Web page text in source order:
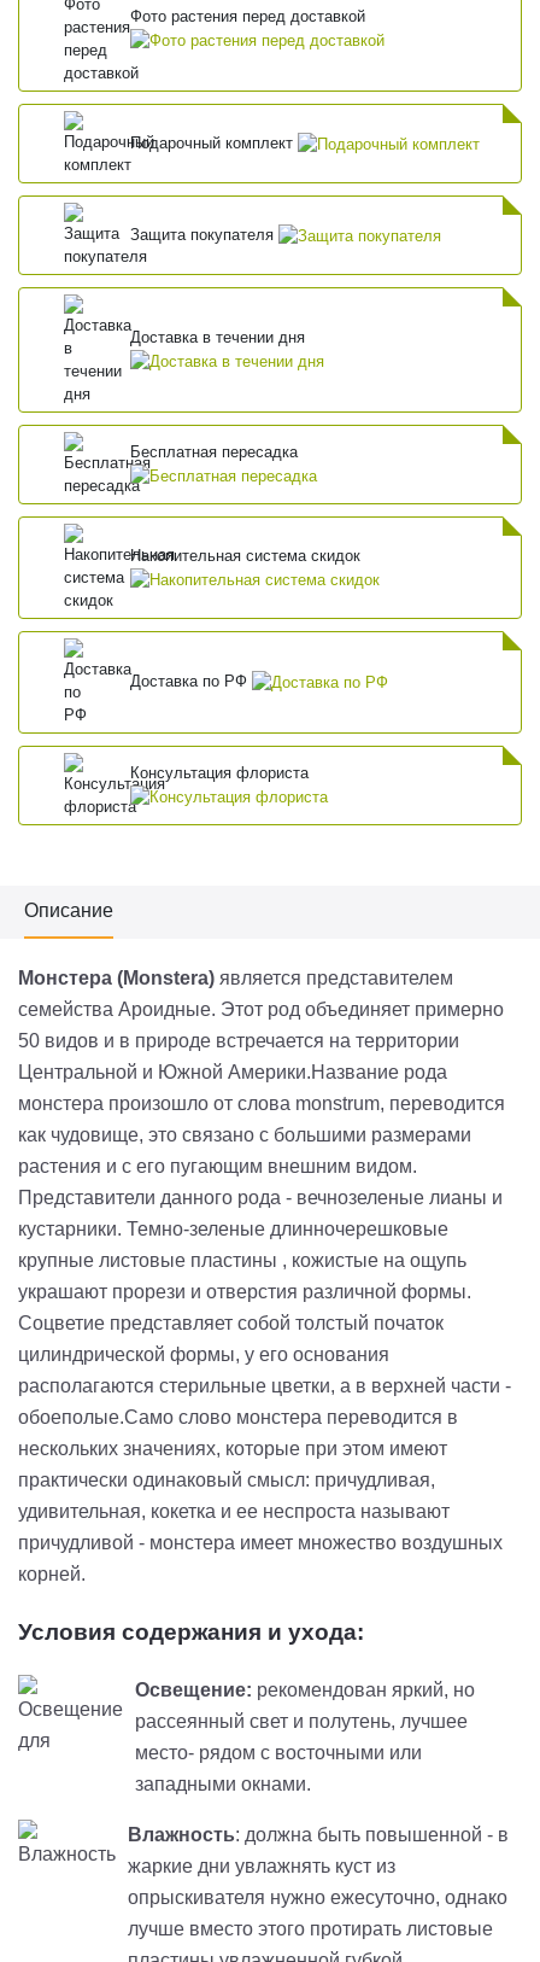
Фото растения перед доставкой
Подарочный комплект
Защита покупателя
Доставка в течении дня
Бесплатная пересадка
Накопительная система скидок
Доставка по РФ
Консультация флориста
Описание
Монстера (Monstera) является представителем
семейства Ароидные. Этот род объединяет примерно
50 видов и в природе встречается на территории
Центральной и Южной Америки.Название рода
монстера произошло от слова monstrum, переводится
как чудовище, это связано с большими размерами
растения и с его пугающим внешним видом.
Представители данного рода - вечнозеленые лианы и
кустарники. Темно-зеленые длинночерешковые
крупные листовые пластины , кожистые на ощупь
украшают прорези и отверстия различной формы.
Соцветие представляет собой толстый початок
цилиндрической формы, у его основания
располагаются стерильные цветки, а в верхней части -
обоеполые.Само слово монстера переводится в
нескольких значениях, которые при этом имеют
практически одинаковый смысл: причудливая,
удивительная, кокетка и ее неспроста называют
причудливой - монстера имеет множество воздушных
корней.
Условия содержания и ухода:
Освещение: рекомендован яркий, но
рассеянный свет и полутень, лучшее
место- рядом с восточными или
западными окнами.
Влажность: должна быть повышенной - в
жаркие дни увлажнять куст из
опрыскивателя нужно ежесуточно, однако
лучше вместо этого протирать листовые